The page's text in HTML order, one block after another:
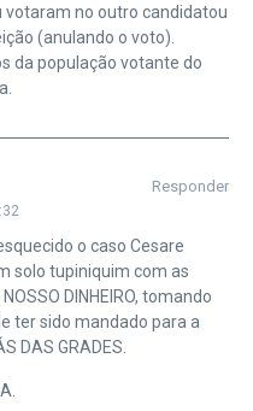
votaram no outro candidatou
(anulando o voto).
da população votante do
Responder
o caso Cesare
solo tupiniquim com as
DINHEIRO, tomando
ter sido mandado para a
DAS GRADES.